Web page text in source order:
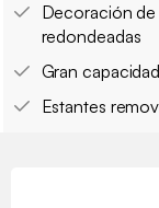
Decoración de
redondeadas
Gran
Estantes